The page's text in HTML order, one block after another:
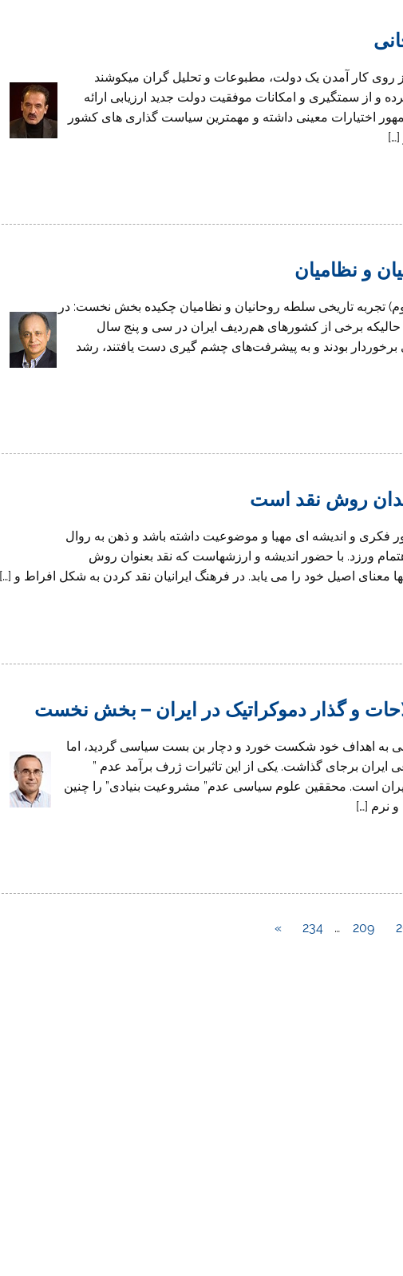
کار آمدن یک دولت، مطبوعات و تحلیل گران میکوشند
و از سمتگیری و امکانات موفقیت دولت جدید ارزیابی ارائه
اختیارات معینی داشته و مهمترین سیاست گذاری های کشور
و نظامیان
تجربه تاریخی سلطه روحانیان و نظامیان چکیده بخش نخست: در
برخی از کشورهای هم‌ردیف ایران در سی و پنج سال
اقتصادی ۷ تا ۱۰ در صدی برخوردار بودند و به پیشرفت‌های چشم گیری دست یافتند، رشد
روش نقد است
فكرى و انديشه اى مهيا و موضوعيت داشته باشد و ذهن به روال
ورزد. با حضور انديشه و ارزشهاست كه نقد بعنوان روش
اصيل خود را مى يابد. در فرهنگ ايرانيان نقد كردن به شكل افراط و […]
و گذار دموکراتیک در ایران – بخش نخست
به اهداف خود شکست خورد و دچار بن بست سیاسی گردید، اما
برجای گذاشت. یکی از این تاثیرات ژرف برآمد عدم ”
است. محققین علوم سیاسی عدم” مشروعیت بنیادی” را چنین
نرم […]
209
…
234
»